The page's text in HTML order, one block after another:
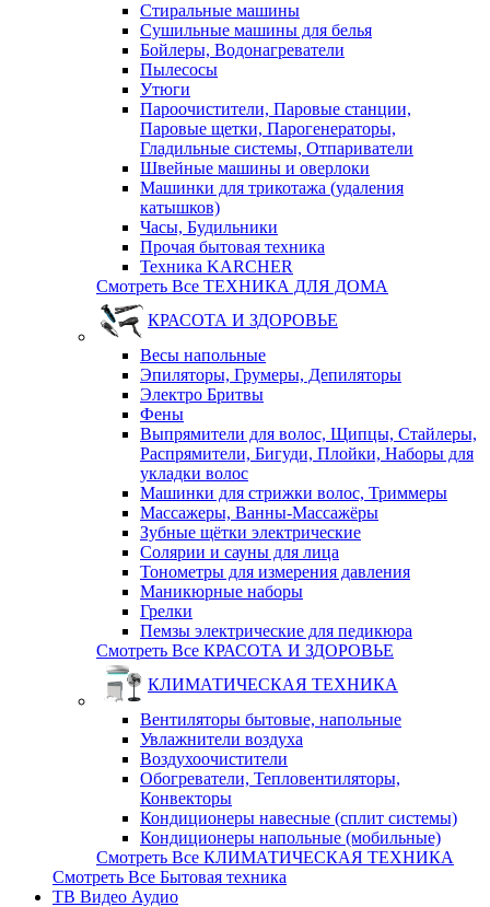
Стиральные машины
Сушильные машины для белья
Бойлеры, Водонагреватели
Пылесосы
Утюги
Пароочистители, Паровые станции,
Паровые щетки, Парогенераторы,
Гладильные системы, Отпариватели
Швейные машины и оверлоки
Машинки для трикотажа (удаления
катышков)
Часы, Будильники
Прочая бытовая техника
Техника KARCHER
Смотреть Все ТЕХНИКА ДЛЯ ДОМА
КРАСОТА И ЗДОРОВЬЕ
Весы напольные
Эпиляторы, Грумеры, Депиляторы
Электро Бритвы
Фены
Выпрямители для волос, Щипцы, Стайлеры,
Распрямители, Бигуди, Плойки, Наборы для
укладки волос
Машинки для стрижки волос, Триммеры
Массажеры, Ванны-Массажёры
Зубные щётки электрические
Солярии и сауны для лица
Тонометры для измерения давления
Маникюрные наборы
Грелки
Пемзы электрические для педикюра
Смотреть Все КРАСОТА И ЗДОРОВЬЕ
КЛИМАТИЧЕСКАЯ ТЕХНИКА
Вентиляторы бытовые, напольные
Увлажнители воздуха
Воздухоочистители
Обогреватели, Тепловентиляторы,
Конвекторы
Кондиционеры навесные (сплит системы)
Кондиционеры напольные (мобильные)
Смотреть Все КЛИМАТИЧЕСКАЯ ТЕХНИКА
Смотреть Все Бытовая техника
ТВ Видео Аудио